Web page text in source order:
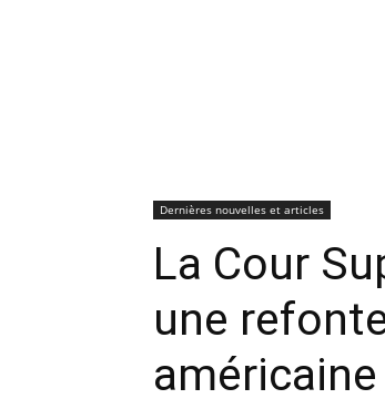
Dernières nouvelles et articles
La Cour
une
américaine